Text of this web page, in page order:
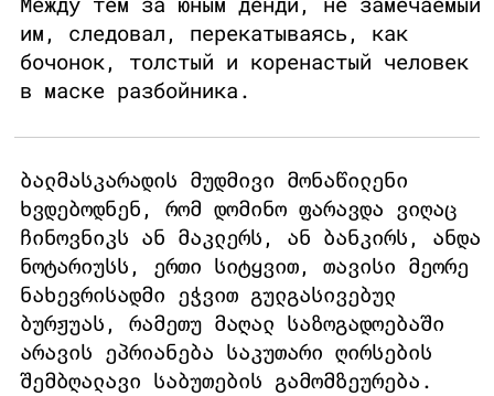
им, следовал, перекатываясь, как
бочонок, толстый и коренастый человек
в маске разбойника.
ბალმასკარადის მუდმივი მონაწილენი
ხვდებოდნენ, რომ დომინო ფარავდა ვიღაც
ჩინოვნიკს ან მაკლერს, ან ბანკირს, ანდა
ნოტარიუსს, ერთი სიტყვით, თავისი მეორე
ნახევრისადმი ეჭვით გულგასივებულ
ბურჟუას, რამეთუ მაღალ საზოგადოებაში
არავის ეპრიანება საკუთარი ღირსების
შემბღალავი საბუთების გამომზეურება.